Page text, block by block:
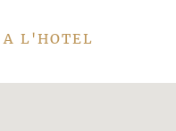
A L'HOTEL